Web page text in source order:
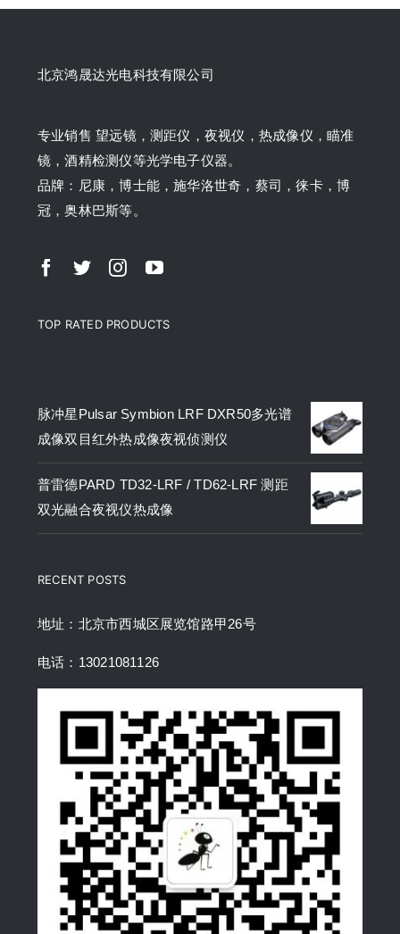
北京鸿晟达光电科技有限公司
专业销售 望远镜，测距仪，夜视仪，热成像仪，瞄准
镜，酒精检测仪等光学电子仪器。
品牌：尼康，博士能，施华洛世奇，蔡司，徕卡，博
冠，奥林巴斯等。
TOP RATED PRODUCTS
脉冲星Pulsar Symbion LRF DXR50多光谱
成像双目红外热成像夜视侦测仪
普雷德PARD TD32-LRF / TD62-LRF 测距
双光融合夜视仪热成像
RECENT POSTS
地址：北京市西城区展览馆路甲26号
电话：13021081126